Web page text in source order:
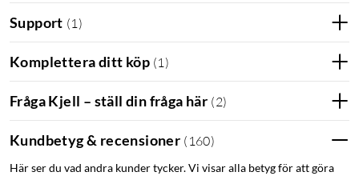
Support (1 )
Komplettera ditt köp (1 )
Fråga Kjell – ställ din fråga här (2)
Kundbetyg & recensioner ( 160)
Här ser du vad andra kunder tycker. Vi visar alla betyg för att göra